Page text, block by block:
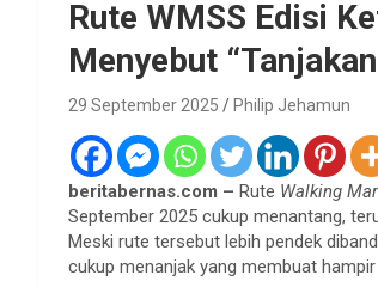
Rute WMSS Edisi
Menyebut
29 September 2025 Philip Jehamun
beritabernas.com – Rute Walking
September 2025 cukup menantang,
Meski rute tersebut lebih pendek
cukup menanjak yang membuat